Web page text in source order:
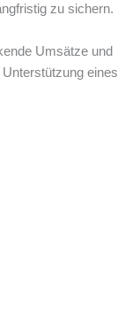
zu sichern.
Umsätze und
eines